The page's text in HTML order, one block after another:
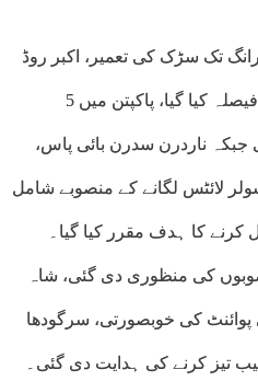
تک سڑک کی تعمیر، اکبر روڈ
پر سولر سٹریٹ لائٹس اور جناح سٹیڈیم میں فلڈ لائٹس لگانے کا فیصلہ کیا گیا، پاکپتن میں 5
دی گئی جبکہ ناردرن سدرن بائی پاس،
لائٹس لگانے کے منصوبے شامل
کی تمام 17 سکیمیں ستمبر 2026 تک مکمل کرنے کا ہدف مقرر کیا گیا۔
ترقیاتی منصوبوں کی منظوری دی گئی، شاہ
پوائنٹ کی خوبصورتی، سرگودھا
تیز کرنے کی ہدایت دی گئی۔